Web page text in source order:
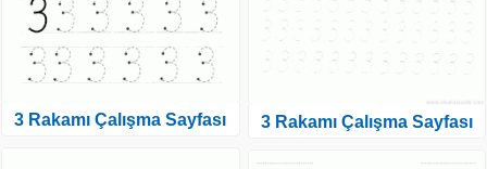
3 Rakamı Çalışma Sayfası 3 Rakamı Çalışma Sayfası